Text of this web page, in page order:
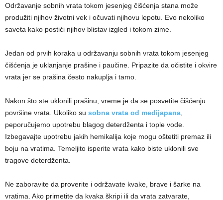
Održavanje sobnih vrata tokom jesenjeg čišćenja stana može
produžiti njihov životni vek i očuvati njihovu lepotu. Evo nekoliko
saveta kako postići njihov blistav izgled i tokom zime.
Jedan od prvih koraka u održavanju sobnih vrata tokom jesenjeg
čišćenja je uklanjanje prašine i paučine. Pripazite da očistite i okvire
vrata jer se prašina često nakuplja i tamo.
Nakon što ste uklonili prašinu, vreme je da se posvetite čišćenju
površine vrata. Ukoliko su sobna vrata od medijapana,
peporučujemo upotrebu blagog deterdženta i tople vode.
Izbegavajte upotrebu jakih hemikalija koje mogu oštetiti premaz ili
boju na vratima. Temeljito isperite vrata kako biste uklonili sve
tragove deterdženta.
Ne zaboravite da proverite i održavate kvake, brave i šarke na
vratima. Ako primetite da kvaka škripi ili da vrata zatvarate,